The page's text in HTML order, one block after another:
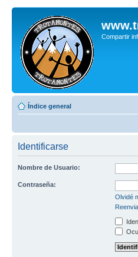
Compartir
Índice general
Identificarse
Nombre de Usuario:
Contraseña:
Olvidé